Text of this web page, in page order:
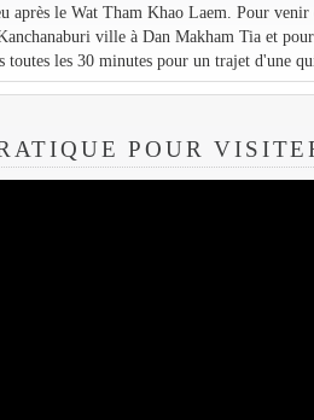
après le Wat Tham Khao Laem. Pour
ville à Dan Makham Tia et
les 30 minutes pour un trajet d'une
POUR